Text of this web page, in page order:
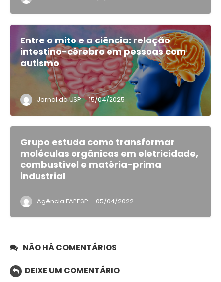
Entre o mito e a ciência: relação
intestino-cérebro em pessoas com
autismo
Jornal da USP · 15/04/2025
Grupo estuda como transformar
moléculas orgânicas em eletricidade,
combustível e matéria-prima
industrial
Agência FAPESP · 05/04/2022
NÃO HÁ COMENTÁRIOS
DEIXE UM COMENTÁRIO